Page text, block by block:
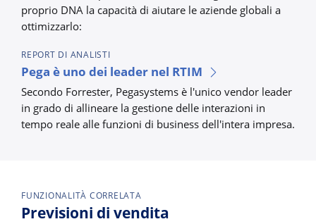
proprio DNA la capacità di aiutare le aziende globali a
ottimizzarlo:
REPORT DI ANALISTI
Pega è uno dei leader nel RTIM
Secondo Forrester, Pegasystems è l'unico vendor leader
in grado di allineare la gestione delle interazioni in
tempo reale alle funzioni di business dell'intera impresa.
FUNZIONALITÀ CORRELATA
Previsioni di vendita